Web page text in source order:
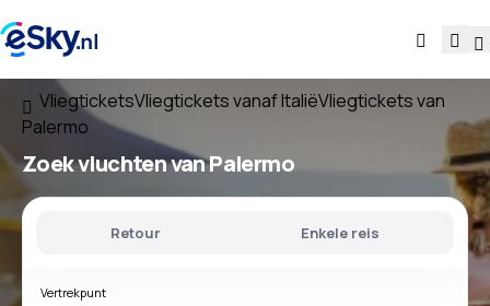
VliegticketsVliegtickets vanaf ItaliëVliegtickets van
Palermo
Zoek vluchtenvan Palermo
Retour Enkele reis
Vertrekpunt